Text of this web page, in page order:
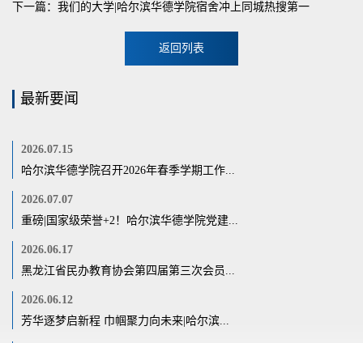
下一篇：我们的大学|哈尔滨华德学院宿舍冲上同城热搜第一
返回列表
最新要闻
2026.07.15
哈尔滨华德学院召开2026年春季学期工作...
2026.07.07
重磅|国家级荣誉+2！哈尔滨华德学院党建...
2026.06.17
黑龙江省民办教育协会第四届第三次会员...
2026.06.12
芳华逐梦启新程 巾帼聚力向未来|哈尔滨...